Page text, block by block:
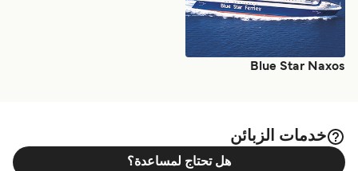
Blue Star Naxos
خدمات الزبائن
هل تحتاج لمساعدة؟